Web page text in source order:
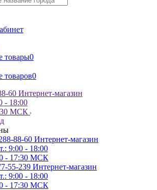
товары0
товаров0
60 Интернет-магазин
- 18:00
МСК
88-60 Интернет-магазин
9:00 - 18:00
- 17:30 МСК
55-239 Интернет-магазин
9:00 - 18:00
- 17:30 МСК